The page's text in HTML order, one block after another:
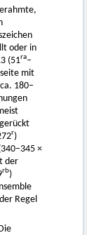
oder in
(51ra–
mit
180–
r)
×
der
rb)
Regel